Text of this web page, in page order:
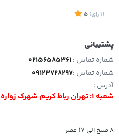
(1 رای)
5
پشتیبانی
شماره تماس :02156585361
شماره تماس :09123728297
آدرس :
شعبه 1: تهران رباط کریم شهرک زواره ای
8 صبح الی 17 عصر